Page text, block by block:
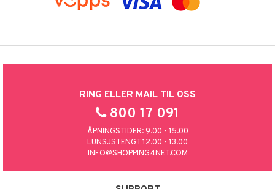
RING ELLER MAIL TIL OSS
800 17 091
ÅPNINGSTIDER: 9.00 - 15.00
LUNSJSTENGT 12.00 - 13.00
INFO@SHOPPING4NET.COM